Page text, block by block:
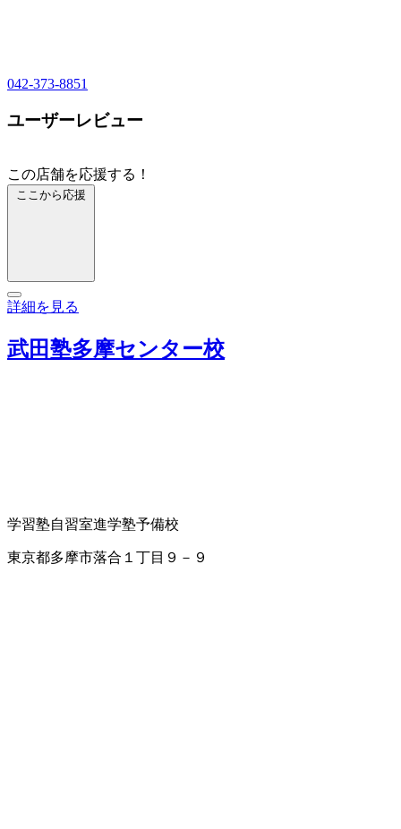
042-373-8851
ユーザーレビュー
この店舗を応援する！
ここから応援
詳細を見る
武田塾多摩センター校
学習塾自習室進学塾予備校
東京都多摩市落合１丁目９－９